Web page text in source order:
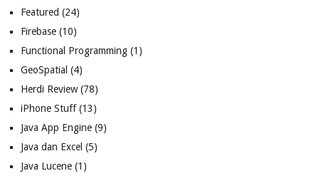
Featured (24)
Firebase(10)
Functional Programming(1)
GeoSpatial (4)
Herdi Review(78)
iPhone Stuff(13)
Java App Engine(9)
Java dan Excel (5)
Java Lucene(1)